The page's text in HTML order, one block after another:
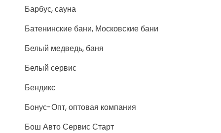
Барбус, сауна
Батенинские бани, Московские бани
Белый медведь, баня
Белый сервис
Бендикс
Бонус-Опт, оптовая компания
Бош Авто Сервис Старт